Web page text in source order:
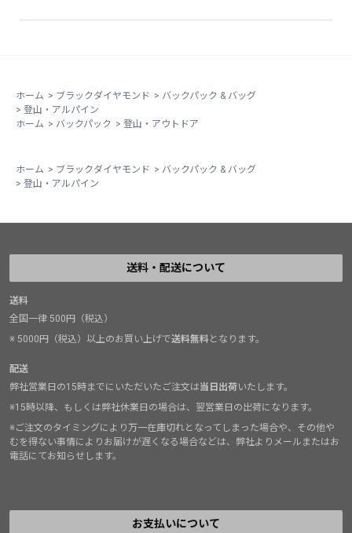
クであるにもかかわらず、登攀系に求められる要素を回
動きやすさは、行動範囲を広げる。
■反省
まった。
どんな道具でもそうだが、用途を超えた使い方をすれば
ホーム > ブラックダイヤモンド > バックパック & バッグ
> 登山・アルパイン
ホーム > バックパック > 登山・アウトドア
ホーム > ブラックダイヤモンド > バックパック & バッグ
> 登山・アルパイン
送料・配送について
送料
全国一律 500円（税込）
※ 5000円（税込）以上のお買い上げで送料無料となります。
配送
弊社営業日の15時までにいただいたご注文は当日出荷いたします。
※15時以降、もしくは弊社休業日の場合は、翌営業日の出荷になります。
※ご注文のタイミングにより万一在庫切れとなってしまった場合や、その他や
むを得ない事情によりお届けが遅くなる場合などは、弊社よりメールまたはお
電話にてお知らせします。
お支払いについて